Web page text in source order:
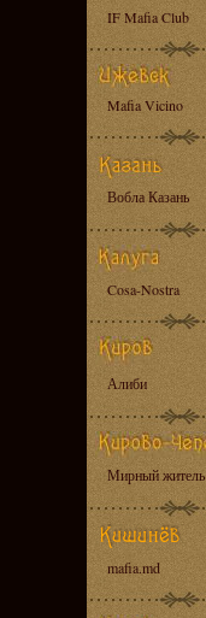
IF Mafia Club
Mafia Vicino
Вобла Казань
Cosa-Nostra
Алиби
Мирный житель
mafia.md